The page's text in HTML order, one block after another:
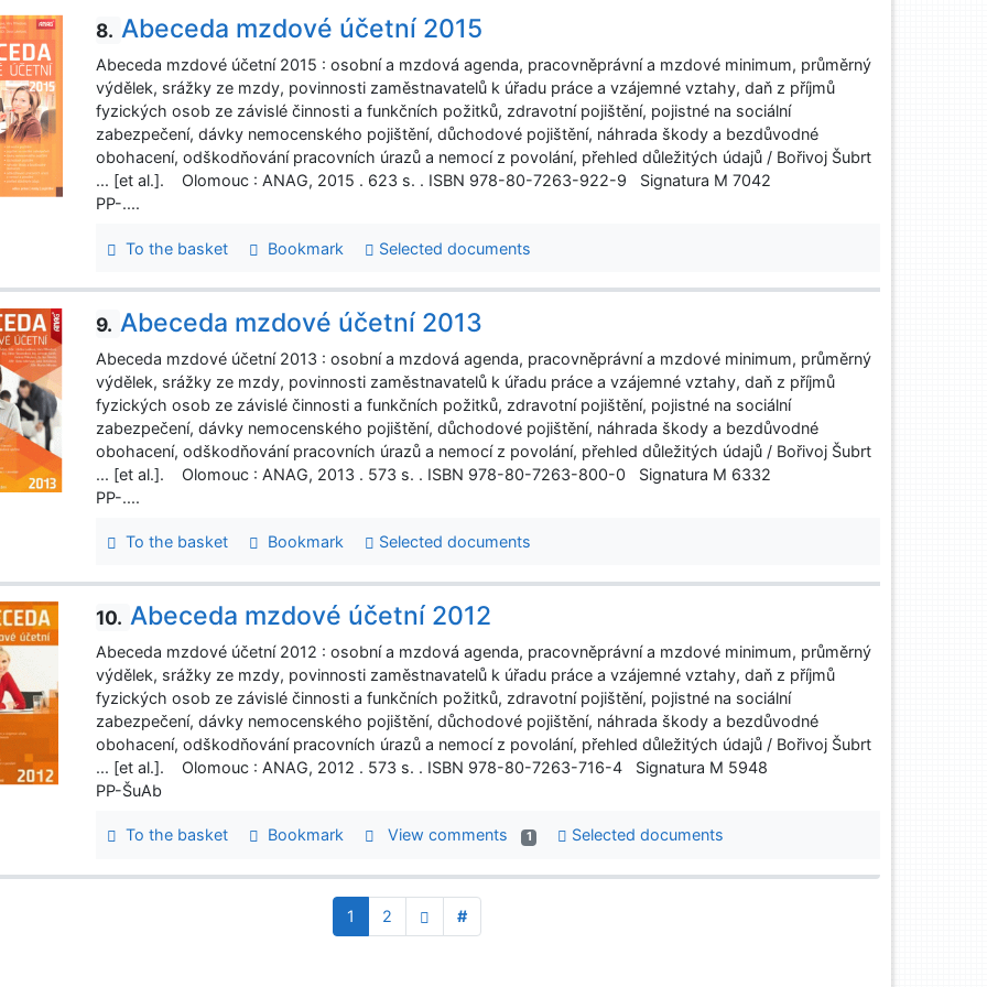
8. Abeceda mzdové účetní 2015
Abeceda mzdové účetní 2015 : osobní a mzdová agenda, pracovněprávní a mzdové minimum, průměrný
výdělek, srážky ze mzdy, povinnosti zaměstnavatelů k úřadu práce a vzájemné vztahy, daň z příjmů
fyzických osob ze závislé činnosti a funkčních požitků, zdravotní pojištění, pojistné na sociální
zabezpečení, dávky nemocenského pojištění, důchodové pojištění, náhrada škody a bezdůvodné
obohacení, odškodňování pracovních úrazů a nemocí z povolání, přehled důležitých údajů / Bořivoj Šubrt
... [et al.]. Olomouc : ANAG, 2015 . 623 s. . ISBN 978-80-7263-922-9 Signatura M 7042
PP-....
To the basket Bookmark Selected documents
9. Abeceda mzdové účetní 2013
Abeceda mzdové účetní 2013 : osobní a mzdová agenda, pracovněprávní a mzdové minimum, průměrný
výdělek, srážky ze mzdy, povinnosti zaměstnavatelů k úřadu práce a vzájemné vztahy, daň z příjmů
fyzických osob ze závislé činnosti a funkčních požitků, zdravotní pojištění, pojistné na sociální
zabezpečení, dávky nemocenského pojištění, důchodové pojištění, náhrada škody a bezdůvodné
obohacení, odškodňování pracovních úrazů a nemocí z povolání, přehled důležitých údajů / Bořivoj Šubrt
... [et al.]. Olomouc : ANAG, 2013 . 573 s. . ISBN 978-80-7263-800-0 Signatura M 6332
PP-....
To the basket Bookmark Selected documents
10. Abeceda mzdové účetní 2012
Abeceda mzdové účetní 2012 : osobní a mzdová agenda, pracovněprávní a mzdové minimum, průměrný
výdělek, srážky ze mzdy, povinnosti zaměstnavatelů k úřadu práce a vzájemné vztahy, daň z příjmů
fyzických osob ze závislé činnosti a funkčních požitků, zdravotní pojištění, pojistné na sociální
zabezpečení, dávky nemocenského pojištění, důchodové pojištění, náhrada škody a bezdůvodné
obohacení, odškodňování pracovních úrazů a nemocí z povolání, přehled důležitých údajů / Bořivoj Šubrt
... [et al.]. Olomouc : ANAG, 2012 . 573 s. . ISBN 978-80-7263-716-4 Signatura M 5948
PP-ŠuAb
To the basket Bookmark View comments 1 Selected documents
1 2 #